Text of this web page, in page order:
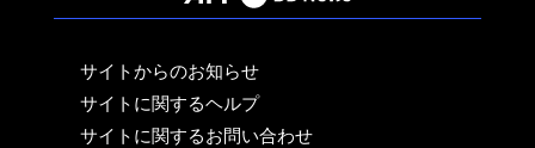
サイトからのお知らせ
サイトに関するヘルプ
サイトに関するお問い合わせ